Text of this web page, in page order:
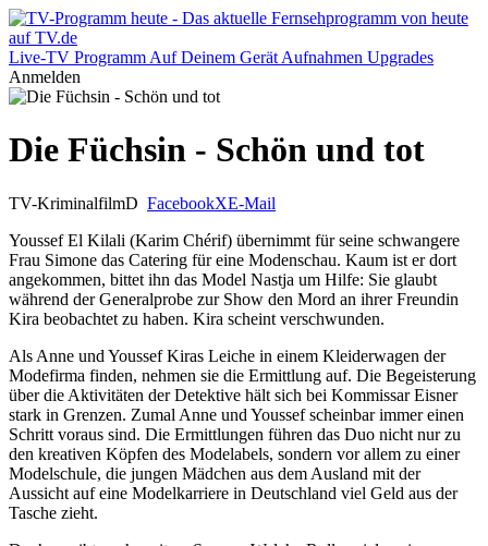
Live-TV Programm Auf Deinem Gerät Aufnahmen Upgrades
Anmelden
Die Füchsin - Schön und tot
TV-KriminalfilmD FacebookXE-Mail
Youssef El Kilali (Karim Chérif) übernimmt für seine schwangere
Frau Simone das Catering für eine Modenschau. Kaum ist er dort
angekommen, bittet ihn das Model Nastja um Hilfe: Sie glaubt
während der Generalprobe zur Show den Mord an ihrer Freundin
Kira beobachtet zu haben. Kira scheint verschwunden.
Als Anne und Youssef Kiras Leiche in einem Kleiderwagen der
Modefirma finden, nehmen sie die Ermittlung auf. Die Begeisterung
über die Aktivitäten der Detektive hält sich bei Kommissar Eisner
stark in Grenzen. Zumal Anne und Youssef scheinbar immer einen
Schritt voraus sind. Die Ermittlungen führen das Duo nicht nur zu
den kreativen Köpfen des Modelabels, sondern vor allem zu einer
Modelschule, die jungen Mädchen aus dem Ausland mit der
Aussicht auf eine Modelkarriere in Deutschland viel Geld aus der
Tasche zieht.